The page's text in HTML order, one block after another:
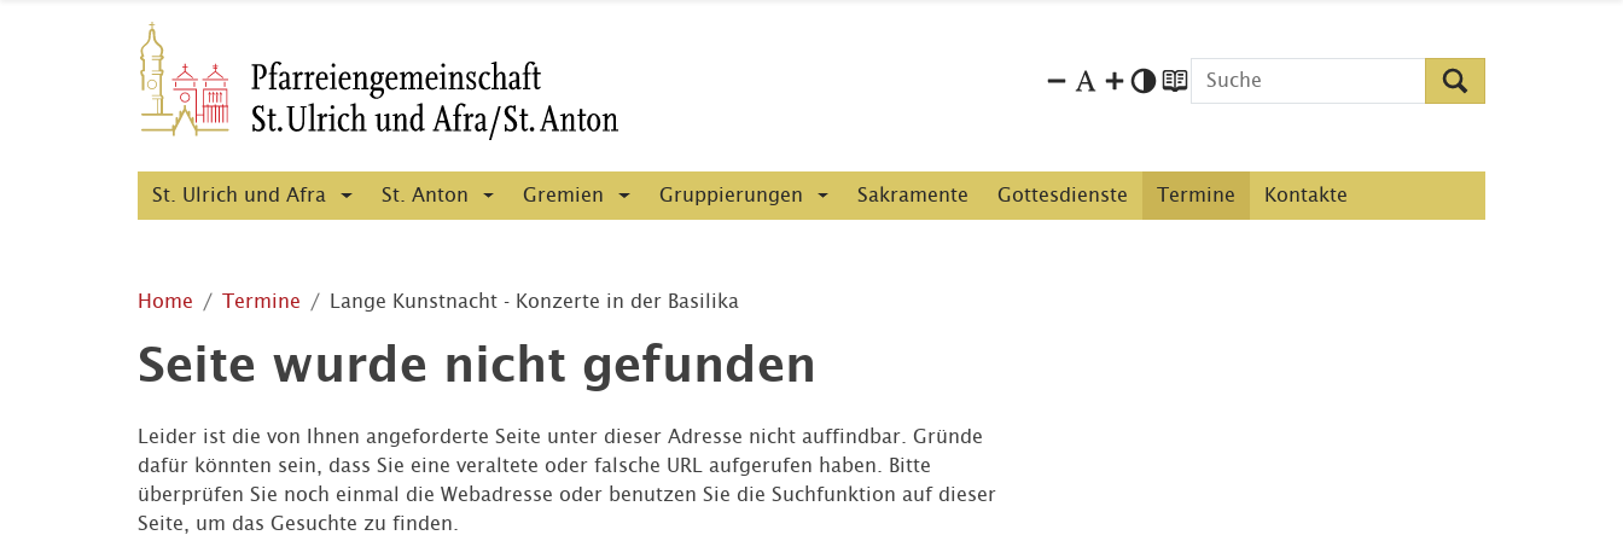
St. Ulrich und Afra St. Anton Gremien Gruppierungen Sakramente Gottesdienste Termine Kontakte
Home Termine Lange Kunstnacht - Konzerte in der Basilika
Seite wurde nicht gefunden
Leider ist die von Ihnen angeforderte Seite unter dieser Adresse nicht auffindbar. Gründe
dafür könnten sein, dass Sie eine veraltete oder falsche URL aufgerufen haben. Bitte
überprüfen Sie noch einmal die Webadresse oder benutzen Sie die Suchfunktion auf dieser
Seite, um das Gesuchte zu finden.